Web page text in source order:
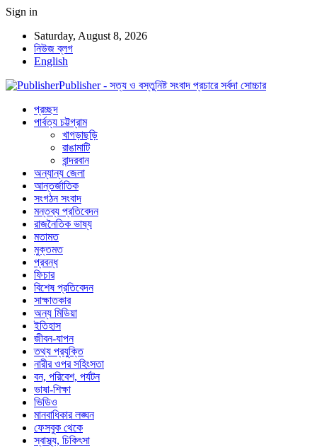
Sign in
Saturday, August 8, 2026
নিউজ ব্লগ
English
Publisher - সত্য ও বস্তুনিষ্ট সংবাদ প্রচারে সর্বদা সোচ্চার
প্রচ্ছদ
পার্বত্য চট্টগ্রাম
খাগড়াছড়ি
রাঙামাটি
বান্দরবান
অন্যান্য জেলা
আন্তর্জাতিক
সংগঠন সংবাদ
মন্তব্য প্রতিবেদন
রাজনৈতিক ভাষ্য
মতামত
মুক্তমত
প্রবন্ধ
ফিচার
বিশেষ প্রতিবেদন
সাক্ষাতকার
অন্য মিডিয়া
ইতিহাস
জীবন-যাপন
তথ্য প্রযুক্তি
নারীর ওপর সহিংসতা
বন, পরিবেশ, পর্যটন
ভাষা-শিক্ষা
ভিডিও
মানবাধিকার লঙ্ঘন
ফেসবুক থেকে
স্বাস্থ্য, চিকিৎসা